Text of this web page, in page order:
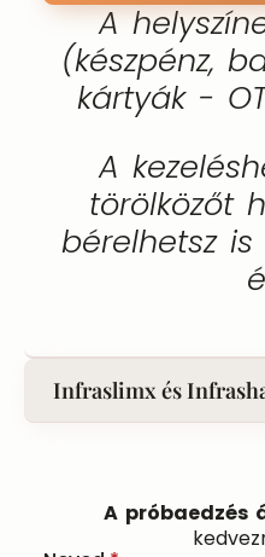
A
(készpénz,
kártyák -
A
törölközőt
bérelhetsz
Infraslimx és
A próbaedzés